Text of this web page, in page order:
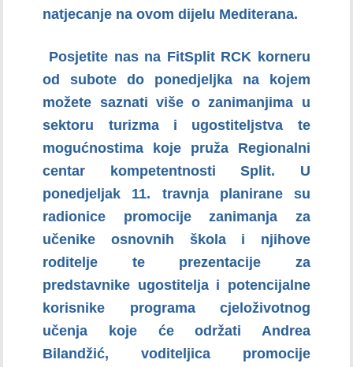
natjecanje na ovom dijelu Mediterana.
Posjetite nas na FitSplit RCK korneru
od subote do ponedjeljka na kojem
možete saznati više o zanimanjima u
sektoru turizma i ugostiteljstva te
mogućnostima koje pruža Regionalni
centar kompetentnosti Split. U
ponedjeljak 11. travnja planirane su
radionice promocije zanimanja za
učenike osnovnih škola i njihove
roditelje te prezentacije za
predstavnike ugostitelja i potencijalne
korisnike programa cjeloživotnog
učenja koje će održati Andrea
Bilandžić, voditeljica promocije